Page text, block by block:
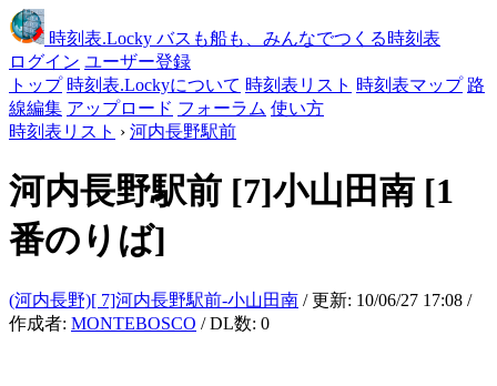
時刻表.Locky バスも船も、みんなでつくる時刻表
ログイン ユーザー登録
トップ 時刻表.Lockyについて 時刻表リスト 時刻表マップ 路
線編集 アップロード フォーラム 使い方
時刻表リスト › 河内長野駅前
河内長野駅前 [7]小山田南 [1
番のりば]
(河内長野)[ 7]河内長野駅前-小山田南 / 更新: 10/06/27 17:08 /
作成者: MONTEBOSCO / DL数: 0